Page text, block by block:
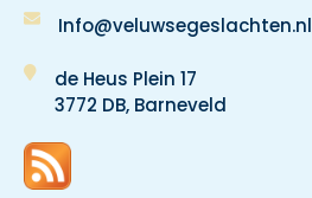
Info@veluwsegeslachten.nl
de Heus Plein 17
3772 DB, Barneveld